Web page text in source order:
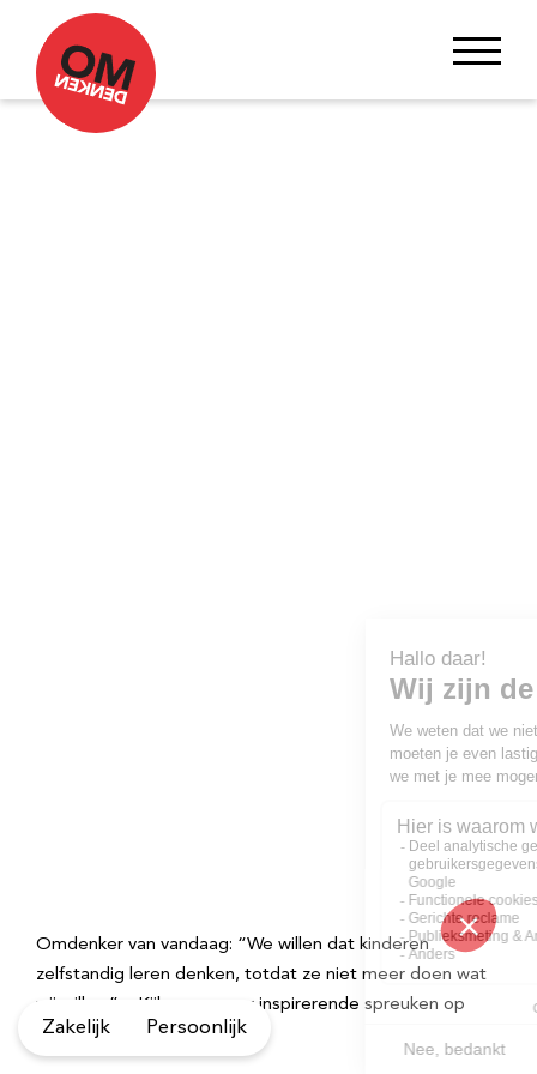
Omdenker van vandaag: “We willen dat kinderen
zelfstandig leren denken, totdat ze niet meer doen wat
wij willen.” – Kijk voor meer inspirerende spreuken op
Omdenken.nl
Zakelijk Persoonlijk